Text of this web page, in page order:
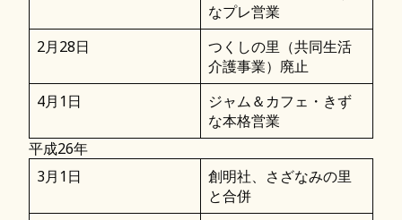
なプレ営業
2月28日
つくしの里（共同生活
介護事業）廃止
4月1日
ジャム＆カフェ・きず
な本格営業
平成26年
3月1日
創明社、さざなみの里
と合併